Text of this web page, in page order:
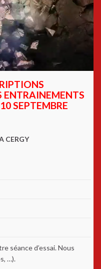
ENTRAINEMENTS
SEPTEMBRE
CERGY
séance d’essai. Nous
…).